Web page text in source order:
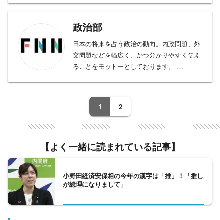
政治部
日本の将来を占う政治の動向。内政問題、外
交問題などを幅広く、かつ分かりやすく伝え
ることをモットーとしております。
会、野党クラブは、中道改革連合、立憲民主
党、国民民主党、公明党など野党勢を取材。
内閣府担当は、少子化問題から、宇宙、化学
ーする。外務省クラブは、日々刻々と変化す
の取材分野は広いと言えます。
1 2
【よく一緒に読まれている記事】
小野田経済安保相の今年の漢字は「推」！「推し
が総理になりまして」